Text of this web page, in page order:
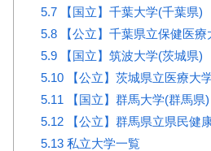
5.7【国立】千葉大学(千葉県)
5.8【公立】千葉県立保健医療
5.9【国立】筑波大学(茨城県)
5.10【公立】茨城県立医療大
5.11 【国立】群馬大学(群馬県)
5.12【公立】群馬県立県民健
5.13私立大学一覧